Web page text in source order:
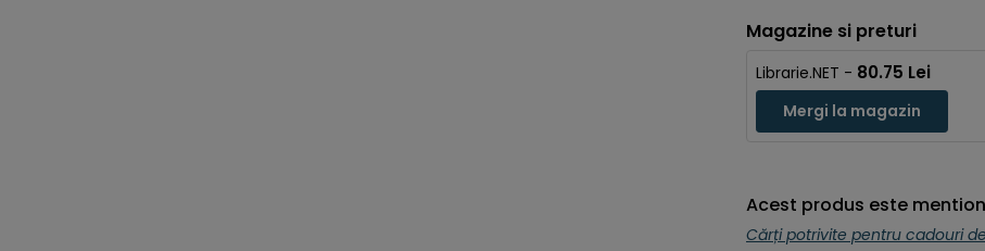
Magazine si preturi
Librarie.NET - 80.75 Lei
Mergi la magazin
Acest produs este
Cărți potrivite pentru cadouri